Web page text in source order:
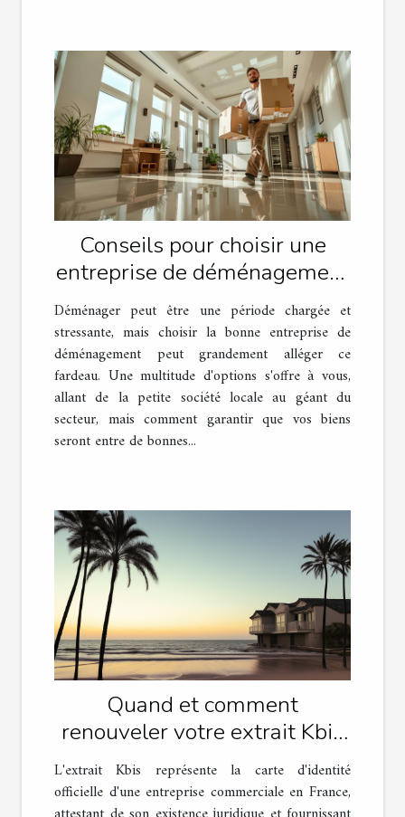
Conseils pour choisir une
entreprise de déménagement
fiable
Déménager peut être une période chargée et
stressante, mais choisir la bonne entreprise de
déménagement peut grandement alléger ce
fardeau. Une multitude d'options s'offre à vous,
allant de la petite société locale au géant du
secteur, mais comment garantir que vos biens
seront entre de bonnes...
Quand et comment
renouveler votre extrait Kbis
pour rester en règle
L'extrait Kbis représente la carte d'identité
officielle d'une entreprise commerciale en France,